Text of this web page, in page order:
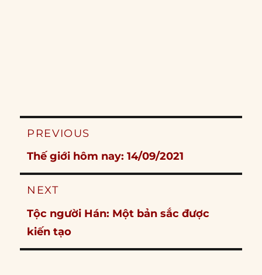
Post
PREVIOUS
Previous
post:
Thế giới hôm nay: 14/09/2021
NEXT
Next
post:
Tộc người Hán: Một bản sắc được
kiến tạo